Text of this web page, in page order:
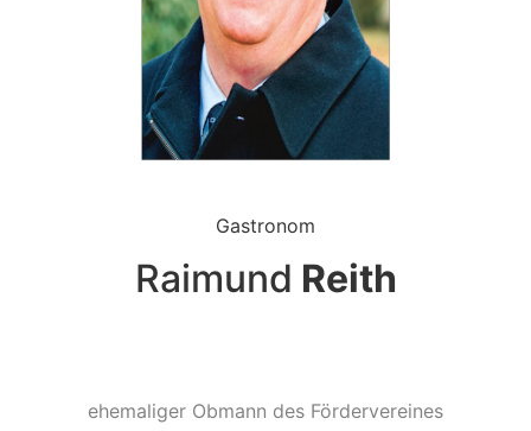
Gastronom
Raimund Reith
ehemaliger Obmann des Fördervereines